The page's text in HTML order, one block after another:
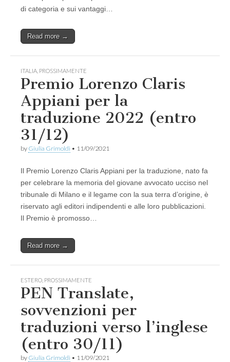
di categoria e sui vantaggi…
Read more →
ITALIA PROSSIMAMENTE
Premio Lorenzo Claris
Appiani per la
traduzione 2022 (entro
31/12)
by Giulia Grimoldi • 11/09/2021
Il Premio Lorenzo Claris Appiani per la traduzione, nato fa
per celebrare la memoria del giovane avvocato ucciso nel
tribunale di Milano e il legame con la sua terra d’origine, è
riservato agli editori indipendenti e alle loro pubblicazioni.
Il Premio è promosso…
Read more →
ESTERO PROSSIMAMENTE
PEN Translate,
sovvenzioni per
traduzioni verso l’inglese
(entro 30/11)
by Giulia Grimoldi • 11/09/2021